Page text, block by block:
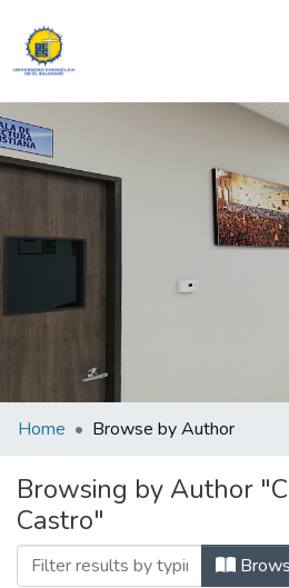
Communities & Collections
All of DSpace
Home Browse by Author
Browsing by Author
Castro"